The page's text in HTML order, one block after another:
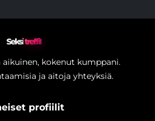
Seksitreffit
aikuinen, kokenut kumppani.
ja aitoja yhteyksiä.
profiilit